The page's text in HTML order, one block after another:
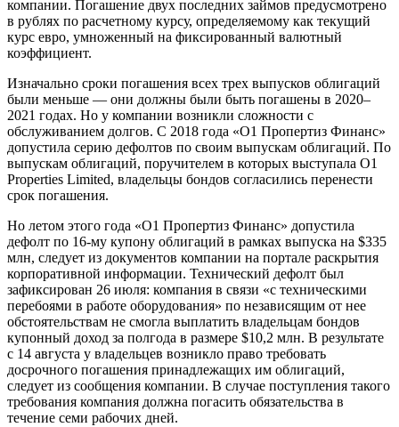
компании. Погашение двух последних займов предусмотрено
в рублях по расчетному курсу, определяемому как текущий
курс евро, умноженный на фиксированный валютный
коэффициент.
Изначально сроки погашения всех трех выпусков облигаций
были меньше — они должны были быть погашены в 2020–
2021 годах. Но у компании возникли сложности с
обслуживанием долгов. С 2018 года «О1 Пропертиз Финанс»
допустила серию дефолтов по своим выпускам облигаций. По
выпускам облигаций, поручителем в которых выступала O1
Properties Limited, владельцы бондов согласились перенести
срок погашения.
Но летом этого года «О1 Пропертиз Финанс» допустила
дефолт по 16-му купону облигаций в рамках выпуска на $335
млн, следует из документов компании на портале раскрытия
корпоративной информации. Технический дефолт был
зафиксирован 26 июля: компания в связи «с техническими
перебоями в работе оборудования» по независящим от нее
обстоятельствам не смогла выплатить владельцам бондов
купонный доход за полгода в размере $10,2 млн. В результате
с 14 августа у владельцев возникло право требовать
досрочного погашения принадлежащих им облигаций,
следует из сообщения компании. В случае поступления такого
требования компания должна погасить обязательства в
течение семи рабочих дней.